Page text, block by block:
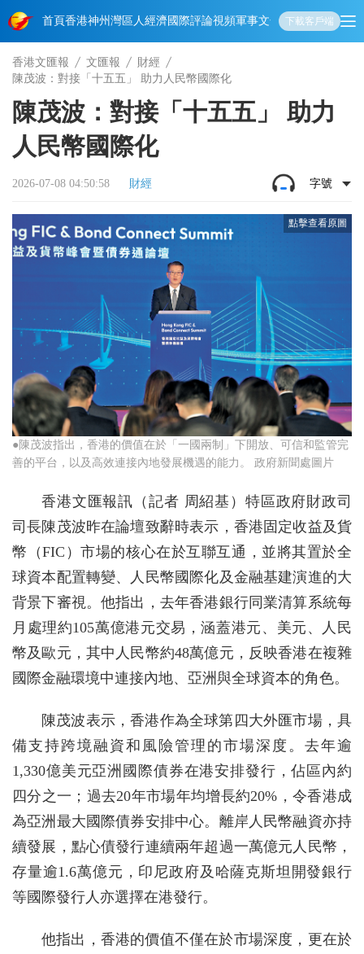
首頁香港神州 灣區人經濟國際評論視頻軍事文化 娛樂生活教育體
下載客戶端
香港文匯報 文匯報
財經
陳茂波：對接「十五五」 助力人民幣國際化
陳茂波：對接「十五五」 助力
人民幣國際化
2026-07-08 04:50:58 財經 字號
●陳茂波指出，香港的價值在於「一國兩制」下開放、可信和監管完
善的平台，以及高效連接內地發展機遇的能力。 政府新聞處圖片
香港文匯報訊（記者 周紹基）特區政府財政司
司長陳茂波昨在論壇致辭時表示，香港固定收益及貨
幣（FIC）市場的核心在於互聯互通，並將其置於全
球資本配置轉變、人民幣國際化及金融基建演進的大
背景下審視。他指出，去年香港銀行同業清算系統每
月處理約105萬億港元交易，涵蓋港元、美元、人民
幣及歐元，其中人民幣約48萬億元，反映香港在複雜
國際金融環境中連接內地、亞洲與全球資本的角色。
陳茂波表示，香港作為全球第四大外匯市場，具
備支持跨境融資和風險管理的市場深度。去年逾
1,330億美元亞洲國際債券在港安排發行，佔區內約
四分之一；過去20年市場年均增長約20%，令香港成
為亞洲最大國際債券安排中心。離岸人民幣融資亦持
續發展，點心債發行連續兩年超過一萬億元人民幣，
存量逾1.6萬億元，印尼政府及哈薩克斯坦開發銀行
等國際發行人亦選擇在港發行。
他指出，香港的價值不僅在於市場深度，更在於